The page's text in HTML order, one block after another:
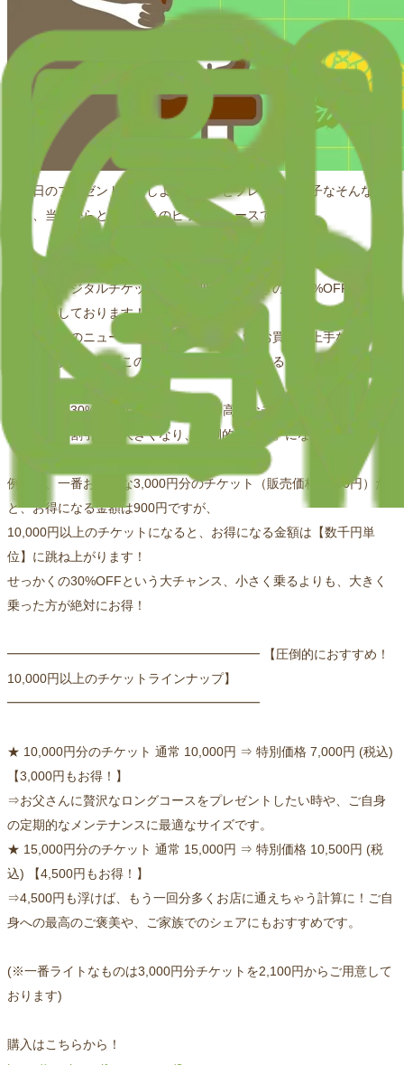
父の日のプレゼント何にしようかな？とプレゼント迷子なそんな皆
様に、当店からとっておきのビッグニュースです！
ィ）」のデジタルチケットを、期間限定・驚きの【30%OFF】にて
特別販売しております！
そこで、このニュースを見てくださっているお買い物上手な皆様
に、一番賢くお得にこのキャンペーンを利用するコツを伝授いたし
実は今回の30%OFFキャンペーン、「高額なチケットを購入すれば
するほど、割引額が大きくなり、圧倒的にお得」になるんです！
例えば、一番お手頃な3,000円分のチケット（販売価格2,100円）だ
と、お得になる金額は900円ですが、
10,000円以上のチケットになると、お得になる金額は【数千円単
位】に跳ね上がります！
せっかくの30%OFFという大チャンス、小さく乗るよりも、大きく
乗った方が絶対にお得！
━━━━━━━━━━━━━━━━━━━━ 【圧倒的におすすめ！
10,000円以上のチケットラインナップ】
━━━━━━━━━━━━━━━━━━━━
★ 10,000円分のチケット 通常 10,000円 ⇒ 特別価格 7,000円 (税込)
【3,000円もお得！】
⇒お父さんに贅沢なロングコースをプレゼントしたい時や、ご自身
の定期的なメンテナンスに最適なサイズです。
★ 15,000円分のチケット 通常 15,000円 ⇒ 特別価格 10,500円 (税
込) 【4,500円もお得！】
⇒4,500円も浮けば、もう一回分多くお店に通えちゃう計算に！ご自
身への最高のご褒美や、ご家族でのシェアにもおすすめです。
(※一番ライトなものは3,000円分チケットを2,100円からご用意して
おります)
購入はこちらから！